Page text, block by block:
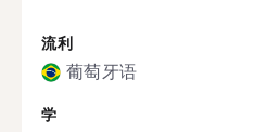
流利
葡萄牙语
学